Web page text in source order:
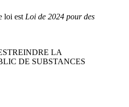
loi est Loi de 2024 pour des
LA
DE SUBSTANCES